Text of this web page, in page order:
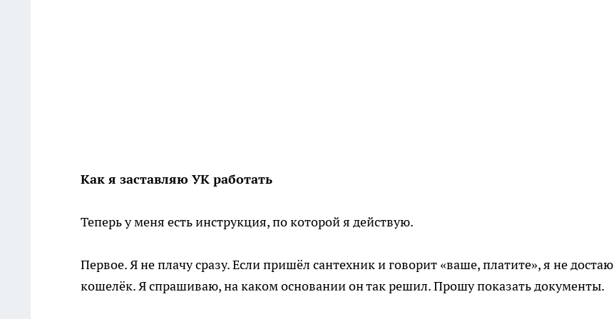
Как я заставляю УК работать
Теперь у меня есть инструкция, по которой я действую.
Первое. Я не плачу сразу. Если пришёл сантехник и говорит «ваше, платите», я не достаю
кошелёк. Я спрашиваю, на каком основании он так решил. Прошу показать документы.